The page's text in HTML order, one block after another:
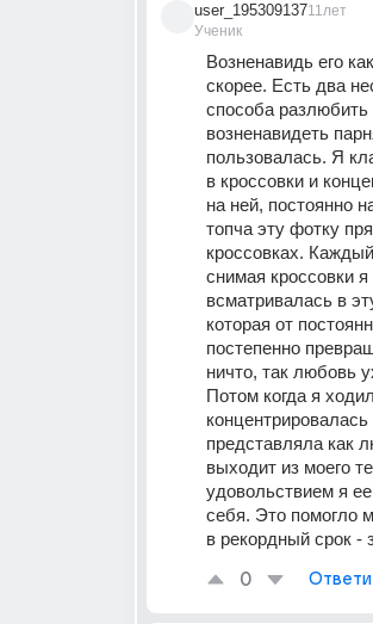
user_195309137
Ученик
11лет
Возненавидь его
скорее. Есть два
способа разлюбить
возненавидеть
пользовалась. Я
в кроссовки и
на ней, постоянно
топча эту фотку
кроссовках.
снимая кроссовки я
всматривалась в
которая от
постепенно
ничто, так любовь
Потом когда я
представляла как
выходит из моего
удовольствием я
себя. Это помогло
в рекордный срок -
0